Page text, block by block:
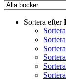
Sortera efter